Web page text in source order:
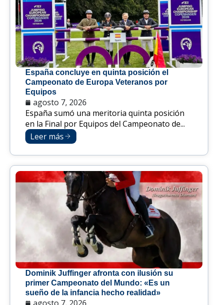
España concluye en quinta posición el
Campeonato de Europa Veteranos por
Equipos
agosto 7, 2026
España sumó una meritoria quinta posición
en la Final por Equipos del Campeonato de...
Leer más
Dominik Juffinger afronta con ilusión su
primer Campeonato del Mundo: «Es un
sueño de la infancia hecho realidad»